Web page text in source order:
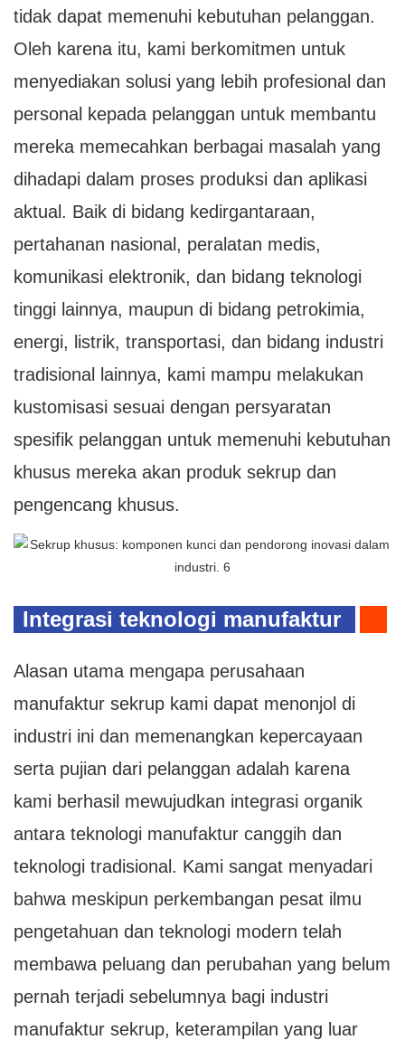
tidak dapat memenuhi kebutuhan pelanggan.
Oleh karena itu, kami berkomitmen untuk
menyediakan solusi yang lebih profesional dan
personal kepada pelanggan untuk membantu
mereka memecahkan berbagai masalah yang
dihadapi dalam proses produksi dan aplikasi
aktual. Baik di bidang kedirgantaraan,
pertahanan nasional, peralatan medis,
komunikasi elektronik, dan bidang teknologi
tinggi lainnya, maupun di bidang petrokimia,
energi, listrik, transportasi, dan bidang industri
tradisional lainnya, kami mampu melakukan
kustomisasi sesuai dengan persyaratan
spesifik pelanggan untuk memenuhi kebutuhan
khusus mereka akan produk sekrup dan
pengencang khusus.
Integrasi teknologi manufaktur
tradisional
Alasan utama mengapa perusahaan
manufaktur sekrup kami dapat menonjol di
industri ini dan memenangkan kepercayaan
serta pujian dari pelanggan adalah karena
kami berhasil mewujudkan integrasi organik
antara teknologi manufaktur canggih dan
teknologi tradisional. Kami sangat menyadari
bahwa meskipun perkembangan pesat ilmu
pengetahuan dan teknologi modern telah
membawa peluang dan perubahan yang belum
pernah terjadi sebelumnya bagi industri
manufaktur sekrup, keterampilan yang luar